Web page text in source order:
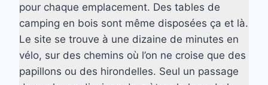
pour chaque emplacement. Des tables de
camping en bois sont même disposées ça et là.
Le site se trouve à une dizaine de minutes en
vélo, sur des chemins où l’on ne croise que des
papillons ou des hirondelles. Seul un passage